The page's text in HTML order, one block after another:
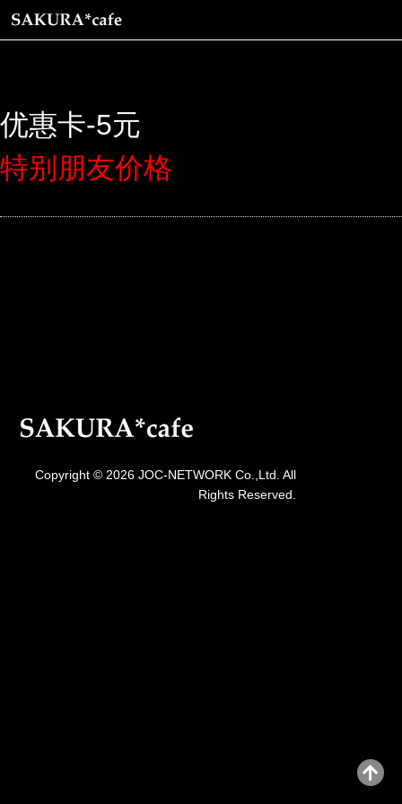
优惠卡-5元
特别朋友价格
Copyright © 2026 JOC-NETWORK Co.,Ltd. All
Rights Reserved.